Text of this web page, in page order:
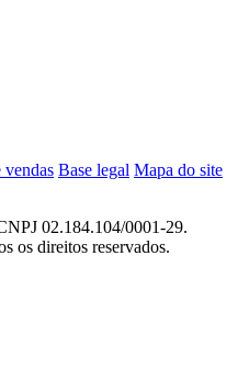
vendas Base legal Mapa do site
02.184.104/0001-29.
os direitos reservados.